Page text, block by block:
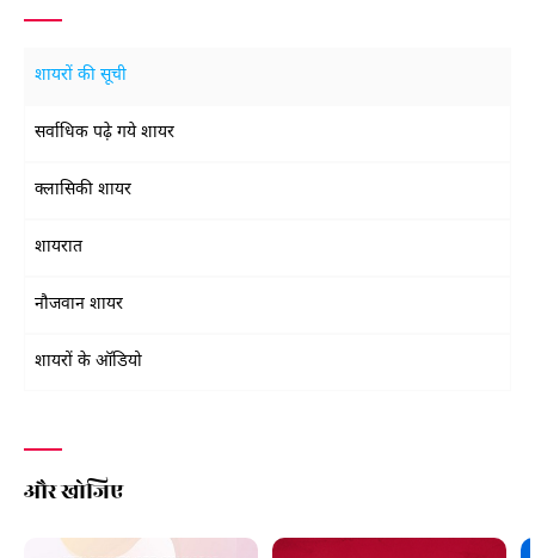
शायरों की सूची
सर्वाधिक पढ़े गये शायर
क्लासिकी शायर
शायरात
नौजवान शायर
शायरों के ऑडियो
और खोजिए